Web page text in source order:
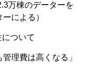
万棟のデーターを
による）
ついて
理費は高くなる」